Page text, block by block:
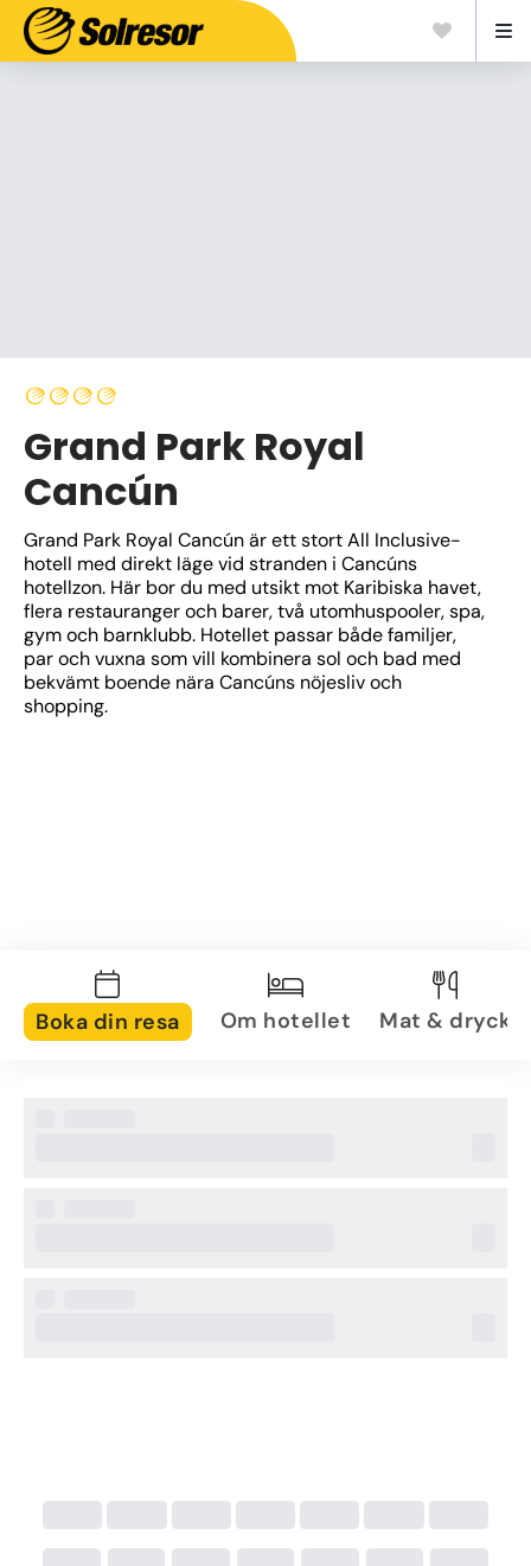
Grand Park Royal
Cancún
Grand Park Royal Cancún är ett stort All Inclusive-
hotell med direkt läge vid stranden i Cancúns
hotellzon. Här bor du med utsikt mot Karibiska havet,
flera restauranger och barer, två utomhuspooler, spa,
gym och barnklubb. Hotellet passar både familjer,
par och vuxna som vill kombinera sol och bad med
bekvämt boende nära Cancúns nöjesliv och
shopping.
Boka din resa Om hotellet Mat & dryck